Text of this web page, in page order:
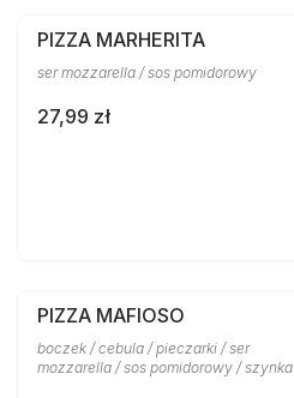
PIZZA MARHERITA
ser mozzarella / sos pomidorowy
27,99 zł
PIZZA MAFIOSO
boczek / cebula / pieczarki / ser
mozzarella / sos pomidorowy / szynka